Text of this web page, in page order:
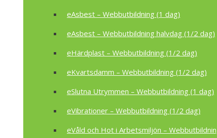
eAsbest – Webbutbildning (1 dag)
eAsbest – Webbutbildning halvdag (1/2 dag)
eHärdplast – Webbutbildning (1/2 dag)
eKvartsdamm – Webbutbildning (1/2 dag)
eSlutna Utrymmen – Webbutbildning (1 dag)
eVibrationer – Webbutbildning (1/2 dag)
eVåld och Hot i Arbetsmiljön –